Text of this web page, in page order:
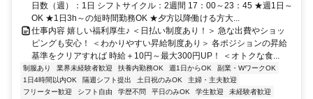
日数（週）：1日 シフトサイクル：2週間 17：00～23：45 ★週1日～
OK ★1日3h～の短時間勤務OK ★夕方以降働ける方大...
仕事内容 嬉しい福利厚生♪ ＜日払い制度あり！＞ 急な出費やショッ
ピングも安心！ ＜わかりやすい昇給制度あり＞ 各ポジションの昇給
基準をクリアすれば 時給＋10円～最大300円UP！ ＜オトクな食...
制服あり 業界未経験者歓迎 扶養内勤務OK 週1日からOK
副業・WワークOK
1日4時間以内OK
隔週シフト提出 土日祝のみOK
主婦・主夫歓迎
フリーター歓迎
シフト自由 学歴不問 平日のみOK 学生歓迎
未経験者歓迎